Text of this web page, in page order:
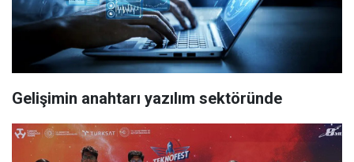
Gelişimin anahtarı yazılım sektöründe